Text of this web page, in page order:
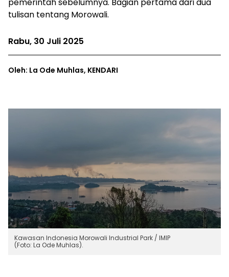
tulisan tentang Morowali.
Rabu, 30 Juli 2025
Oleh: La Ode Muhlas, KENDARI
Kawasan Indonesia Morowali Industrial Park / IMIP
(Foto: La Ode Muhlas).